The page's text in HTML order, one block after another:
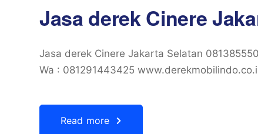
Jasa derek Cinere
Jasa derek Cinere Jakarta Selatan
Wa : 081291443425
Read more